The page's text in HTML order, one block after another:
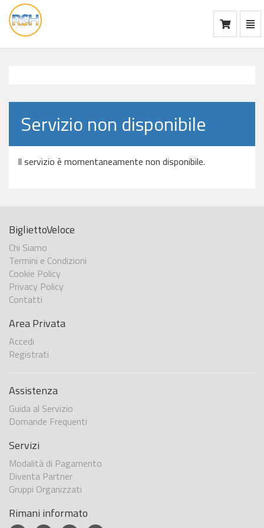
vai
alla
Servizio non disponibile
Il servizio è momentaneamente non disponibile.
BigliettoVeloce
Chi Siamo
Termini e Condizioni
Cookie Policy
Privacy Policy
Contatti
Area Privata
Accedi
Registrati
Assistenza
Guida al Servizio
Domande Frequenti
Servizi
Modalità di Pagamento
Diventa Partner
Gruppi Organizzati
Rimani informato